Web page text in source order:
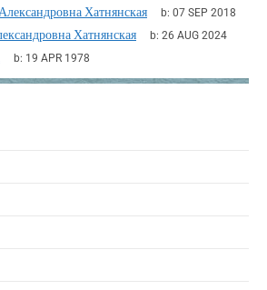
Хатнянская b: 07 SEP 2018
Хатнянская b: 26 AUG 2024
b: 19 APR 1978